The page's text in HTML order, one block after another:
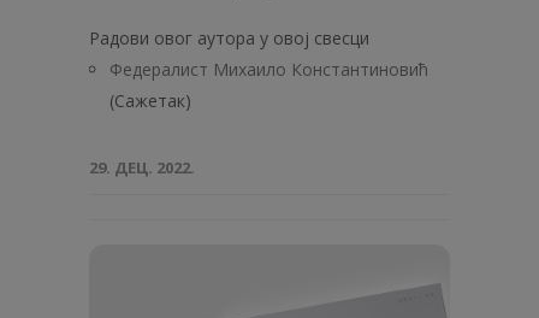
Радови овог аутора у овој свесци
Федералист Михаило Константиновић
(Сажетак)
29. ДЕЦ. 2022.